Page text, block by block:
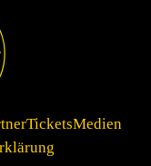
TicketsMedien